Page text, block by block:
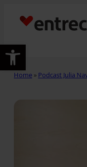
Abrir barra de
Home » Podcast Julia